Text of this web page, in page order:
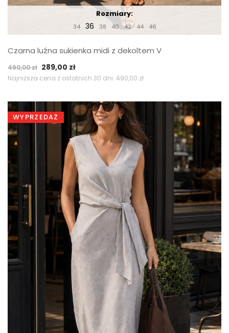
Rozmiary:
34 36 38 40 42 44 46
Czarna luźna sukienka midi z dekoltem V
490,00zł Pierwotna
cena
490,00 zł.
289,00 złAktualna
cena
289,00 zł.
Najniższa cena z ostatnich 30 dni: 490,00 zł
WYPRZEDAŻ